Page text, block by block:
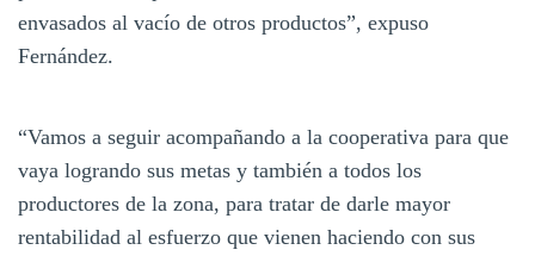
envasados al vacío de otros productos”, expuso
Fernández.
“Vamos a seguir acompañando a la cooperativa para que
vaya logrando sus metas y también a todos los
productores de la zona, para tratar de darle mayor
rentabilidad al esfuerzo que vienen haciendo con sus